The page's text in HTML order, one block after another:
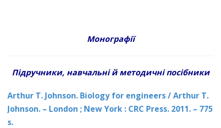
Монографії
Підручники, навчальні й методичні посібники
Arthur T. Johnson. Biology for engineers / Arthur T.
Johnson. – London ; New York : CRC Press. 2011. – 775
s.